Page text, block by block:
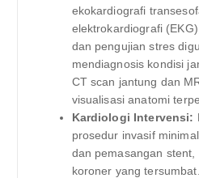
ekokardiografi
elektrokardiografi
dan pengujian stres
mendiagnosis kondisi
CT scan jantung dan
visualisasi anatomi
Kardiologi Intervensi:
prosedur invasif
dan pemasangan
koroner yang